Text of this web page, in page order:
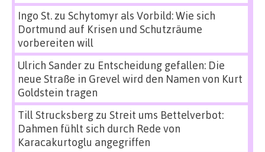
Ingo St.zu Schytomyr als Vorbild: Wie sich
Dortmund auf Krisen und Schutzräume
vorbereiten will
Ulrich Sanderzu Entscheidung gefallen: Die
neue Straße in Grevel wird den Namen von Kurt
Goldstein tragen
Till Strucksbergzu Streit ums Bettelverbot:
Dahmen fühlt sich durch Rede von
Karacakurtoglu angegriffen